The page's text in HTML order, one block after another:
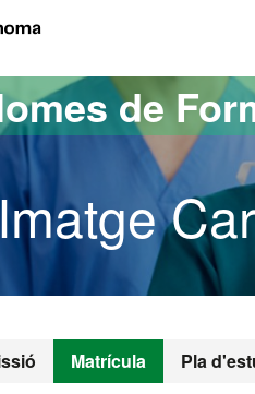
de
Matrícula Pla